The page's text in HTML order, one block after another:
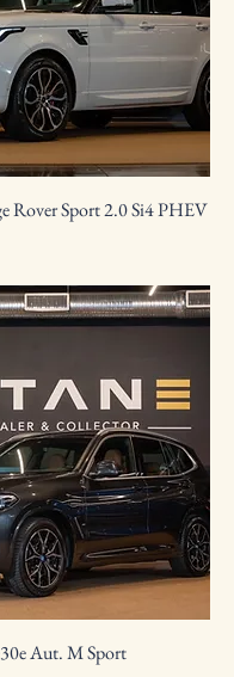
Rover Sport 2.0 Si4 PHEV
Aut. M Sport